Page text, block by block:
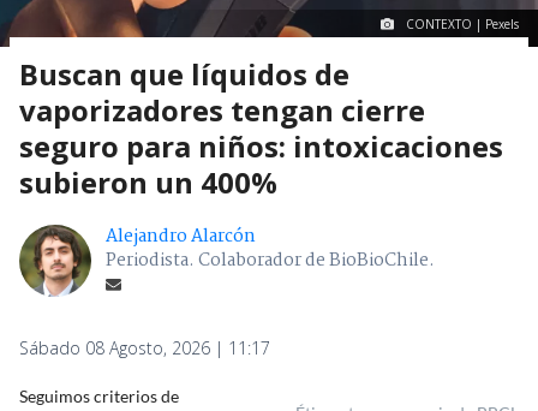
CONTEXTO | Pexels
Buscan que líquidos de
vaporizadores tengan cierre
seguro para niños: intoxicaciones
subieron un 400%
Alejandro Alarcón
Periodista. Colaborador de BioBioChile.
Sábado 08 Agosto, 2026 | 11:17
Seguimos criterios de